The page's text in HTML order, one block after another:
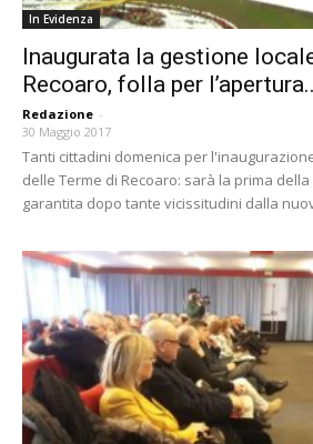
In Evidenza
Inaugurata la gestione
Recoaro, folla per
Redazione -
30 Maggio 2017
Tanti cittadini domenica per
delle Terme di Recoaro: sarà la prima
garantita dopo tante vicissitudini dalla